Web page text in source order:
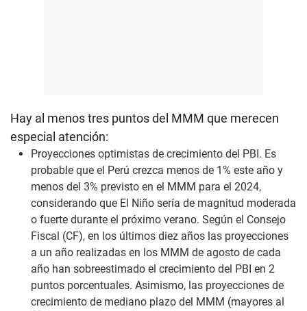
Hay al menos tres puntos del MMM que merecen
especial atención:
Proyecciones optimistas de crecimiento del PBI. Es
probable que el Perú crezca menos de 1% este año y
menos del 3% previsto en el MMM para el 2024,
considerando que El Niño sería de magnitud moderada
o fuerte durante el próximo verano. Según el Consejo
Fiscal (CF), en los últimos diez años las proyecciones
a un año realizadas en los MMM de agosto de cada
año han sobreestimado el crecimiento del PBI en 2
puntos porcentuales. Asimismo, las proyecciones de
crecimiento de mediano plazo del MMM (mayores al